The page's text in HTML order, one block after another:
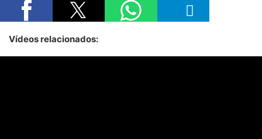
Vídeos relacionados: